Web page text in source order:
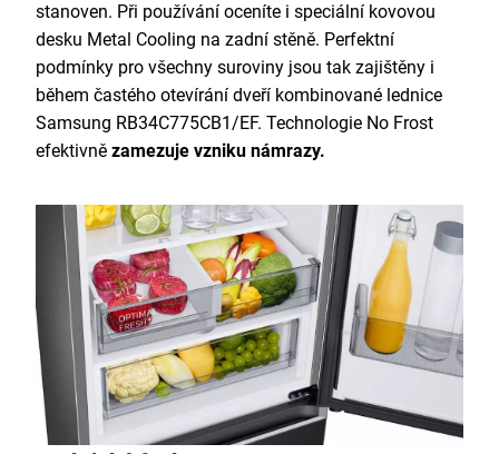
stanoven. Při používání oceníte i speciální kovovou
desku Metal Cooling na zadní stěně. Perfektní
podmínky pro všechny suroviny jsou tak zajištěny i
během častého otevírání dveří kombinované lednice
Samsung RB34C775CB1/EF. Technologie No Frost
efektivně zamezuje vzniku námrazy.